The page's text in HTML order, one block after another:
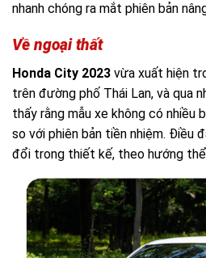
nhanh chóng ra mắt phiên bản
Về ngoại thất
Honda City 2023 vừa xuất hiện
trên đường phố Thái Lan, và qua
thấy rằng mẫu xe không có nhiều
so với phiên bản tiền nhiệm. Điều
đổi trong thiết kế, theo hướng thể